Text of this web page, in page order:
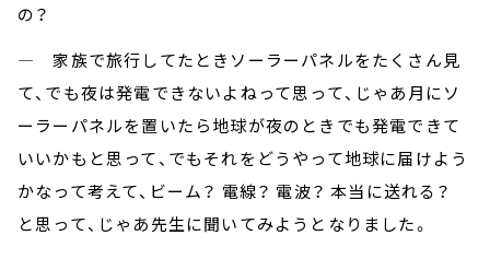
の？
― 家族で旅行してたときソーラーパネルをたくさん見
て、でも夜は発電できないよねって思って、じゃあ月にソ
ーラーパネルを置いたら地球が夜のときでも発電できて
いいかもと思って、でもそれをどうやって地球に届けよう
かなって考えて、ビーム？ 電線？ 電波？ 本当に送れる？
と思って、じゃあ先生に聞いてみようとなりました。